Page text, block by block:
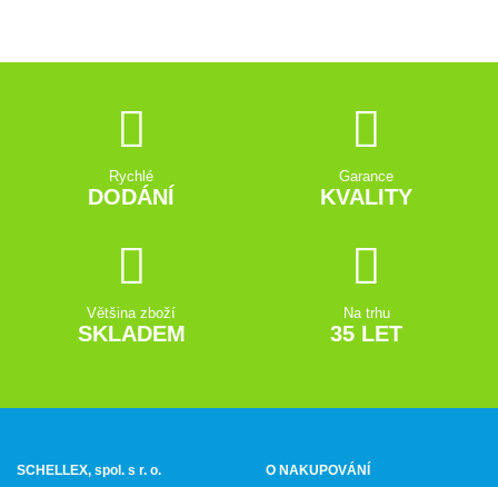
Rychlé
DODÁNÍ
Garance
KVALITY
Většina zboží
SKLADEM
Na trhu
35 LET
SCHELLEX, spol. s r. o. O NAKUPOVÁNÍ